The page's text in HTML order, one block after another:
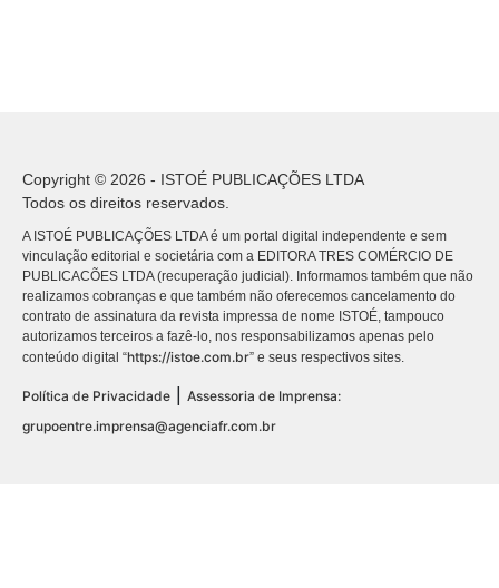
Copyright © 2026 - ISTOÉ PUBLICAÇÕES LTDA
Todos os direitos reservados.
A ISTOÉ PUBLICAÇÕES LTDA é um portal digital independente e sem
vinculação editorial e societária com a EDITORA TRES COMÉRCIO DE
PUBLICACÕES LTDA (recuperação judicial). Informamos também que não
realizamos cobranças e que também não oferecemos cancelamento do
contrato de assinatura da revista impressa de nome ISTOÉ, tampouco
autorizamos terceiros a fazê-lo, nos responsabilizamos apenas pelo
conteúdo digital “https://istoe.com.br” e seus respectivos sites.
Política de Privacidade
Assessoria de Imprensa:
grupoentre.imprensa@agenciafr.com.br